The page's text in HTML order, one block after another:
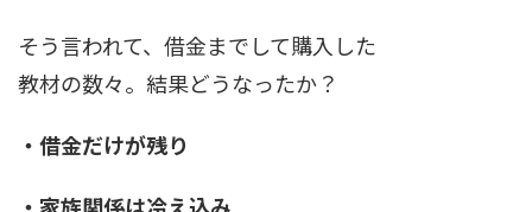
そう言われて、借金までして購入した
教材の数々。結果どうなったか？
・借金だけが残り
・家族関係は冷え込み